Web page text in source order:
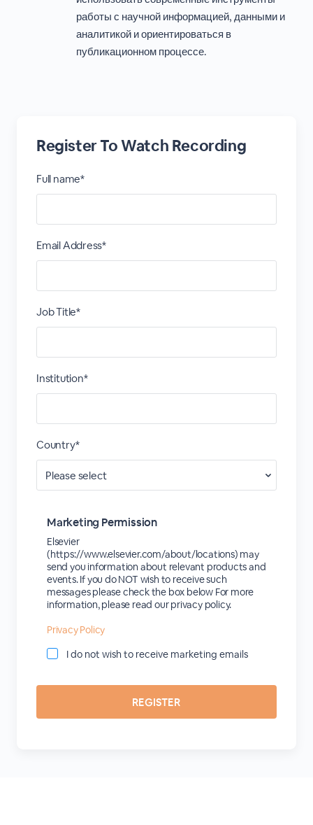
работы с научной информацией, данными и
аналитикой и ориентироваться в
публикационном процессе.
Register To Watch Recording
Full name*
Email Address*
Job Title*
Institution*
Country*
Marketing Permission
Elsevier
(https://www.elsevier.com/about/locations) may
send you information about relevant products and
events. If you do NOT wish to receive such
messages please check the box below For more
information, please read our privacy policy.
Privacy Policy
I do not wish to receive marketing emails